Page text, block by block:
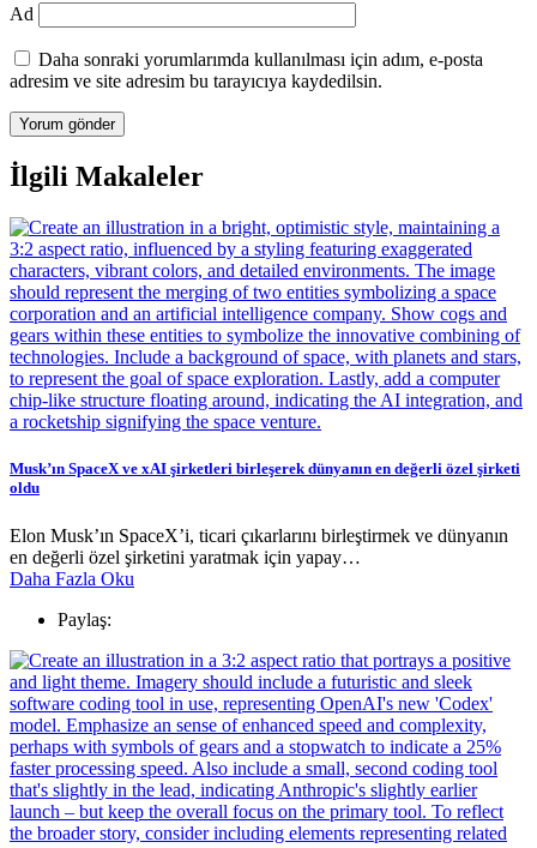
Ad
Daha sonraki yorumlarımda kullanılması için adım, e-posta
adresim ve site adresim bu tarayıcıya kaydedilsin.
İlgili Makaleler
Musk’ın SpaceX ve xAI şirketleri birleşerek dünyanın en değerli özel şirketi
oldu
Elon Musk’ın SpaceX’i, ticari çıkarlarını birleştirmek ve dünyanın
en değerli özel şirketini yaratmak için yapay…
Daha Fazla Oku
Paylaş: